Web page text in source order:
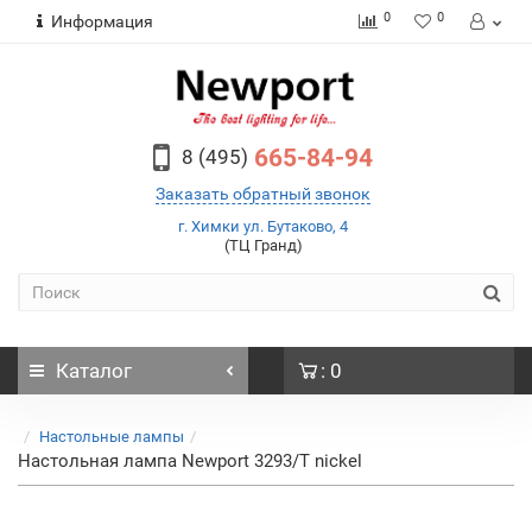
Информация 0 0
8 (495) 665-84-94
Заказать обратный звонок
г. Химки ул. Бутаково, 4
(ТЦ Гранд)
Каталог : 0
Настольные лампы
Настольная лампа Newport 3293/T nickel